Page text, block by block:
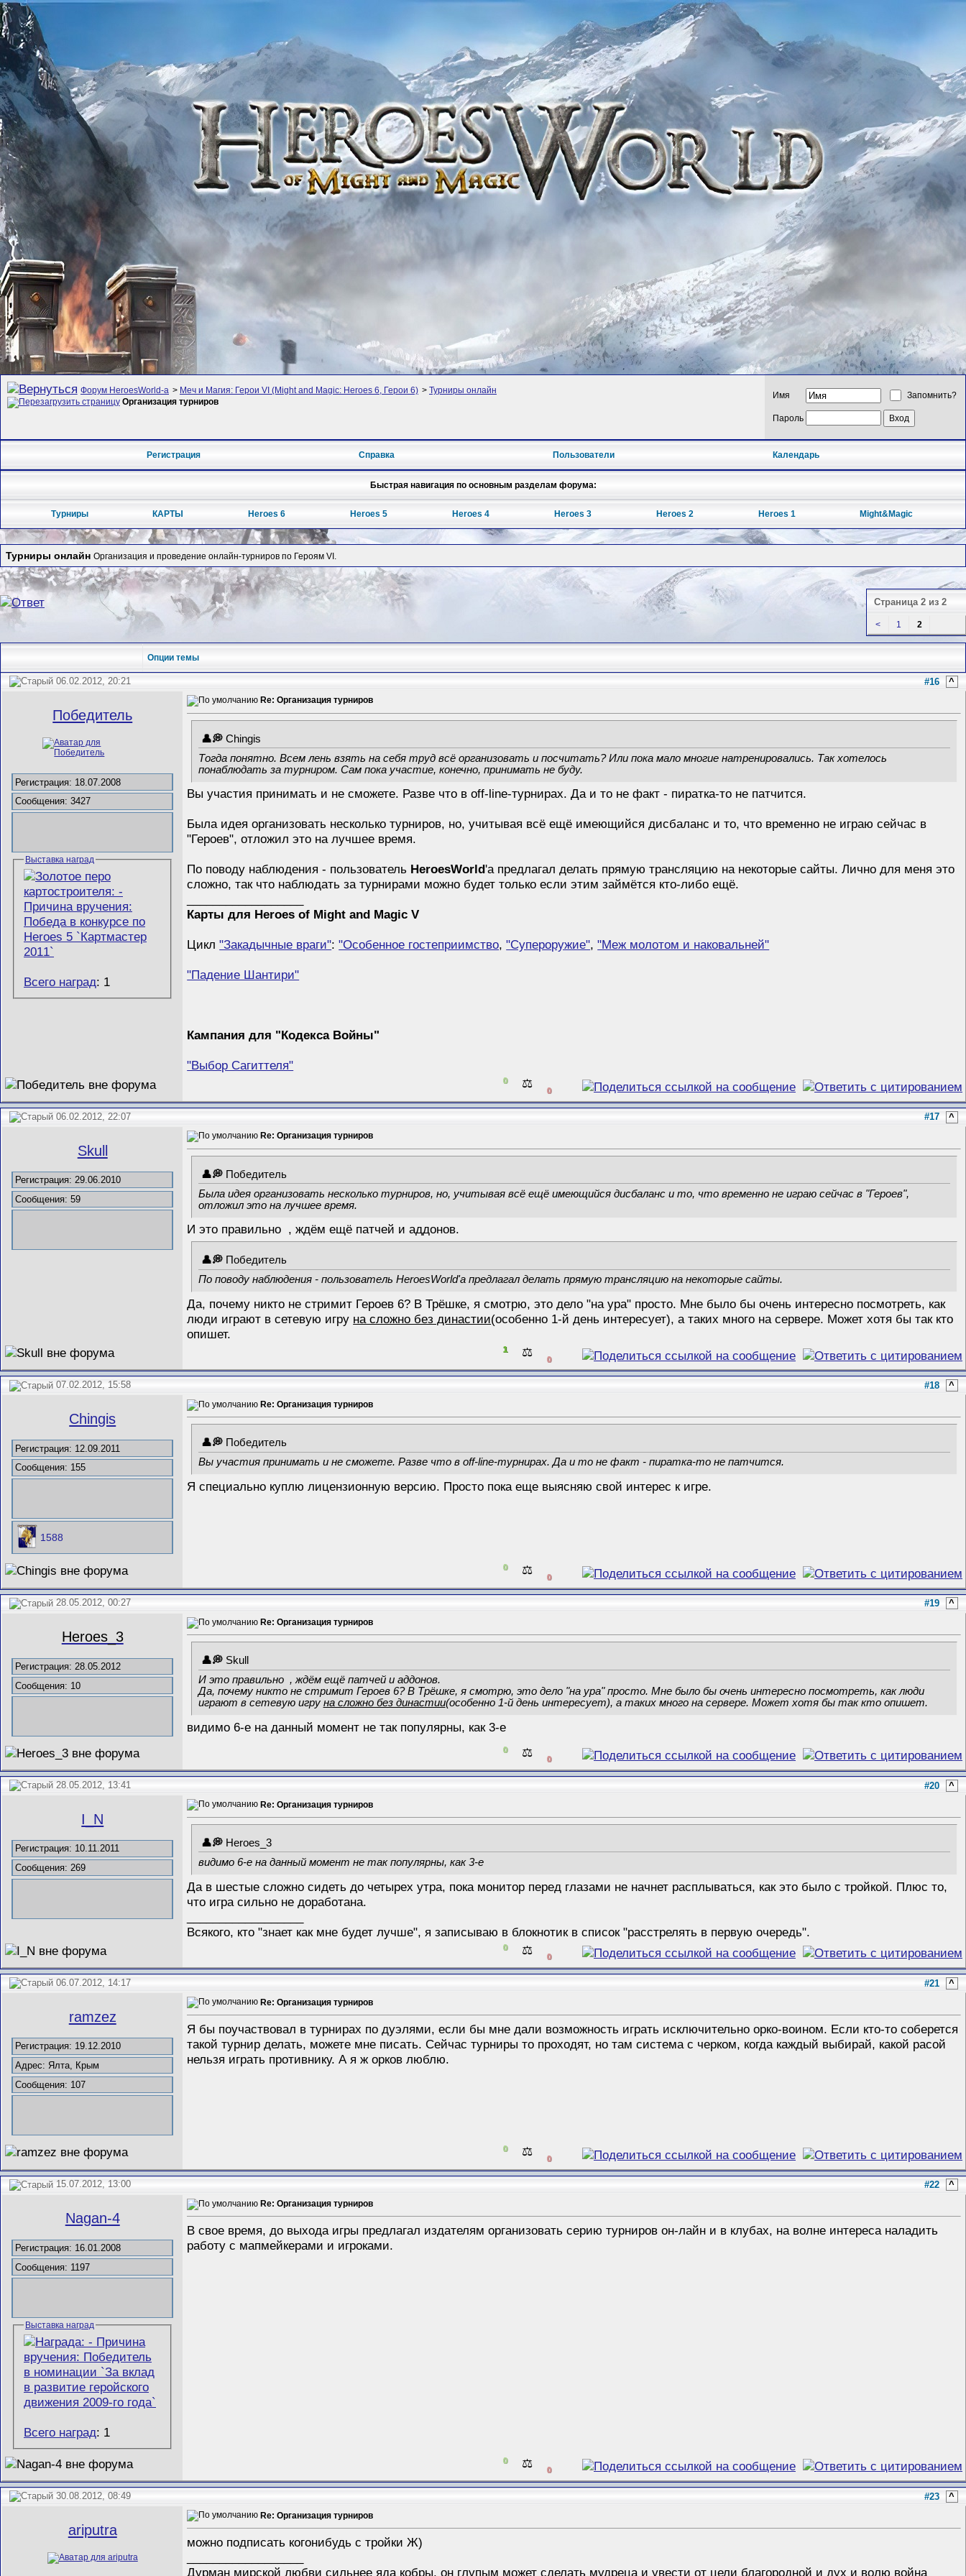
Форум HeroesWorld-а > Меч и Магия: Герои VI (Might and Magic: Heroes 6, Герои 6) > Турниры онлайн
Организация турниров
Имя Запомнить?
Пароль
Регистрация Справка Пользователи Календарь
Быстрая навигация по основным разделам форума:
Турниры КАРТЫ Heroes 6 Heroes 5 Heroes 4 Heroes 3 Heroes 2 Heroes 1 Might&Magic
Турниры онлайн Организация и проведение онлайн-турниров по Героям VI.
Страница 2 из 2
< 1 2
Опции темы
06.02.2012, 20:21 #16 ^
Победитель
Регистрация: 18.07.2008
Сообщения: 3427
Выставка наград
Всего наград: 1
Re: Организация турниров
Chingis
Тогда понятно. Всем лень взять на себя труд всё организовать и посчитать?Или пока мало многие натренировались. Так хотелось
понаблюдать за турниром. Сам пока участие, конечно, принимать не буду.
Вы участия принимать и не сможете. Разве что в off-line-турнирах. Да и то не факт - пиратка-то не патчится.
Была идея организовать несколько турниров, но, учитывая всё ещё имеющийся дисбаланс и то, что временно не играю сейчас в
"Героев", отложил это на лучшее время.
По поводу наблюдения - пользователь HeroesWorld'а предлагал делать прямую трансляцию на некоторые сайты. Лично для меня это
сложно, так что наблюдать за турнирами можно будет только если этим займётся кто-либо ещё.
Карты для Heroes of Might and Magic V
Цикл"Закадычные враги":"Особенное гостеприимство,"Супероружие","Меж молотом и наковальней"
"Падение Шантири"
Кампания для "Кодекса Войны"
"Выбор Сагиттеля"
0 ⚖️ 0
06.02.2012, 22:07 #17 ^
Skull
Регистрация: 29.06.2010
Сообщения: 59
Re: Организация турниров
Победитель
Была идея организовать несколько турниров, но, учитывая всё ещё имеющийся дисбаланс и то, что временно не играю сейчас в "Героев",
отложил это на лучшее время.
И это правильно , ждём ещё патчей и аддонов.
Победитель
По поводу наблюдения - пользователь HeroesWorld'а предлагал делать прямую трансляцию на некоторые сайты.
Да, почему никто не стримит Героев 6? В Трёшке, я смотрю, это дело "на ура" просто. Мне было бы очень интересно посмотреть, как
люди играют в сетевую игру на сложно без династии(особенно 1-й день интересует), а таких много на сервере. Может хотя бы так кто
опишет.
1 ⚖️ 0
07.02.2012, 15:58 #18 ^
Chingis
Регистрация: 12.09.2011
Сообщения: 155
1588
Re: Организация турниров
Победитель
Вы участия принимать и не сможете. Разве что в off-line-турнирах. Да и то не факт - пиратка-то не патчится.
Я специально куплю лицензионную версию. Просто пока еще выясняю свой интерес к игре.
0 ⚖️ 0
28.05.2012, 00:27 #19 ^
Heroes_3
Регистрация: 28.05.2012
Сообщения: 10
Re: Организация турниров
Skull
И это правильно , ждём ещё патчей и аддонов.
Да, почему никто не стримит Героев 6? В Трёшке, я смотрю, это дело "на ура" просто. Мне было бы очень интересно посмотреть, как люди
играют в сетевую игру на сложно без династии(особенно 1-й день интересует), а таких много на сервере. Может хотя бы так кто опишет.
видимо 6-е на данный момент не так популярны, как 3-е
0 ⚖️ 0
28.05.2012, 13:41 #20 ^
I_N
Регистрация: 10.11.2011
Сообщения: 269
Re: Организация турниров
Heroes_3
видимо 6-е на данный момент не так популярны, как 3-е
Да в шестые сложно сидеть до четырех утра, пока монитор перед глазами не начнет расплываться, как это было с тройкой. Плюс то,
что игра сильно не доработана.
Всякого, кто "знает как мне будет лучше", я записываю в блокнотик в список "расстрелять в первую очередь".
0 ⚖️ 0
06.07.2012, 14:17 #21 ^
ramzez
Регистрация: 19.12.2010
Адрес: Ялта, Крым
Сообщения: 107
Re: Организация турниров
Я бы поучаствовал в турнирах по дуэлями, если бы мне дали возможность играть исключительно орко-воином. Если кто-то соберется
такой турнир делать, можете мне писать. Сейчас турниры то проходят, но там система с черком, когда каждый выбирай, какой расой
нельзя играть противнику. А я ж орков люблю.
0 ⚖️ 0
15.07.2012, 13:00 #22 ^
Nagan-4
Регистрация: 16.01.2008
Сообщения: 1197
Выставка наград
Всего наград: 1
Re: Организация турниров
В свое время, до выхода игры предлагал издателям организовать серию турниров он-лайн и в клубах, на волне интереса наладить
работу с мапмейкерами и игроками.
0 ⚖️ 0
30.08.2012, 08:49 #23 ^
ariputra
Re: Организация турниров
можно подписать когонибудь с тройки Ж)
Дурман мирской любви сильнее яда кобры, он глупым может сделать мудреца и увести от цели благородной и дух и волю война